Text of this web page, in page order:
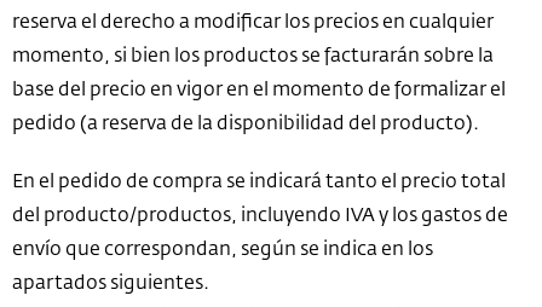
reserva el derecho a modificar los precios en cualquier
momento, si bien los productos se facturarán sobre la
base del precio en vigor en el momento de formalizar el
pedido (a reserva de la disponibilidad del producto).
En el pedido de compra se indicará tanto el precio total
del producto/productos, incluyendo IVA y los gastos de
envío que correspondan, según se indica en los
apartados siguientes.